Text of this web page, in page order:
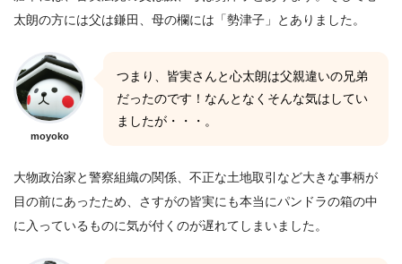
太朗の方には父は鎌田、母の欄には「勢津子」とありました。
moyoko
つまり、皆実さんと心太朗は父親違いの兄弟
だったのです！なんとなくそんな気はしてい
ましたが・・・。
大物政治家と警察組織の関係、不正な土地取引など大きな事柄が
目の前にあったため、さすがの皆実にも本当にパンドラの箱の中
に入っているものに気が付くのが遅れてしまいました。